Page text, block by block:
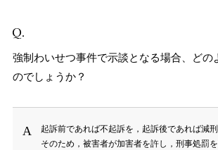
強制わいせつ事件で示談となる場合、どの
のでしょうか？
起訴前であれば不起訴を，起訴後であれば減刑
そのため，被害者が加害者を許し，刑事処罰